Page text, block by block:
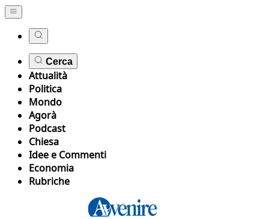
Cerca
Attualità
Politica
Mondo
Agorà
Podcast
Chiesa
Idee e Commenti
Economia
Rubriche